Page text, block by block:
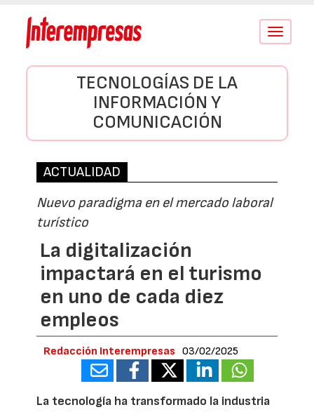
Conmutar
TECNOLOGÍAS DE LA
INFORMACIÓN Y
COMUNICACIÓN
ACTUALIDAD
Nuevo paradigma en el mercado laboral
turístico
La digitalización
impactará en el turismo
en uno de cada diez
empleos
Redacción Interempresas 03/02/2025
La tecnología ha transformado la industria